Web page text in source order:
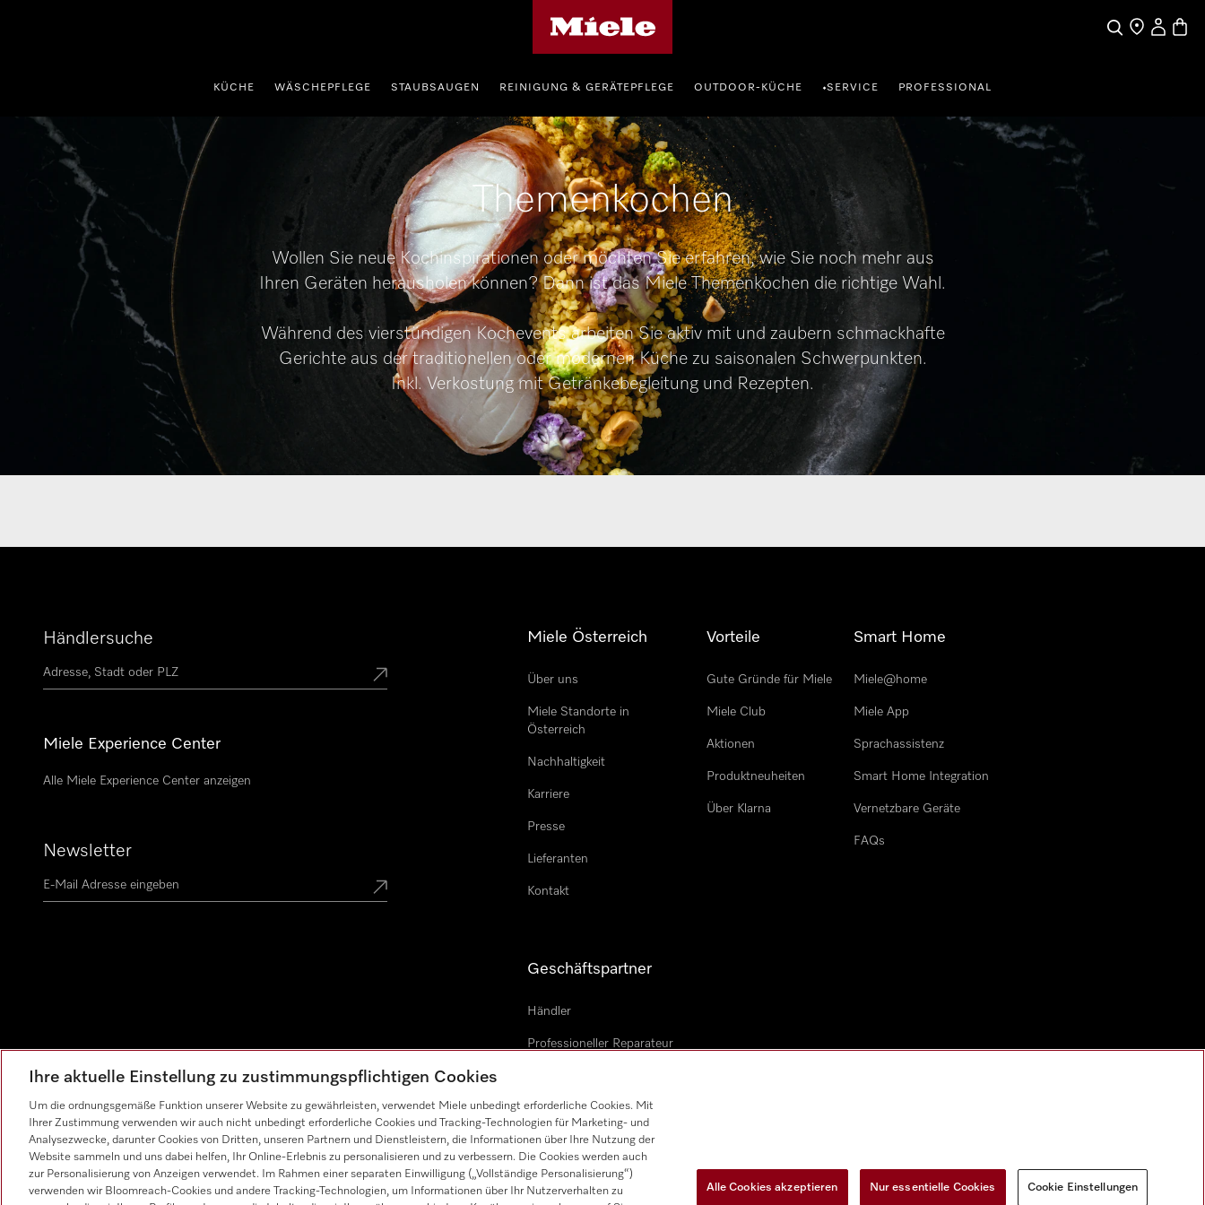
SucheHändlersuche
KÜCHE WÄSCHEPFLEGE STAUBSAUGEN REINIGUNG & GERÄTEPFLEGE OUTDOOR-KÜCHE •SERVICE PROFESSIONAL
Themenkochen
Wollen Sie neue Kochinspirationen oder möchten Sie erfahren, wie Sie noch mehr aus
Ihren Geräten herausholen können? Dann ist das Miele Themenkochen die richtige Wahl.
Während des vierstündigen Kochevents arbeiten Sie aktiv mit und zaubern schmackhafte
Gerichte aus der traditionellen oder modernen Küche zu saisonalen Schwerpunkten.
Inkl. Verkostung mit Getränkebegleitung und Rezepten.
Händlersuche
Miele Experience Center
Alle Miele Experience Center anzeigen
Newsletter
Miele Österreich
Über uns
Miele Standorte in
Österreich
Nachhaltigkeit
Karriere
Presse
Lieferanten
Kontakt
Vorteile
Gute Gründe für Miele
Miele Club
Aktionen
Produktneuheiten
Über Klarna
Smart Home
Miele@home
Miele App
Sprachassistenz
Smart Home Integration
Vernetzbare Geräte
FAQs
Geschäftspartner
Händler
Professioneller Reparateur
Miele Marine
Architekten & Bauträger
Ihre aktuelle Einstellung zu zustimmungspflichtigen Cookies
Um die ordnungsgemäße Funktion unserer Website zu gewährleisten, verwendet Miele unbedingt erforderliche Cookies. Mit
Ihrer Zustimmung verwenden wir auch nicht unbedingt erforderliche Cookies und Tracking-Technologien für Marketing- und
Analysezwecke, darunter Cookies von Dritten, unseren Partnern und Dienstleistern, die Informationen über Ihre Nutzung der
Website sammeln und uns dabei helfen, Ihr Online-Erlebnis zu personalisieren und zu verbessern. Die Cookies werden auch
zur Personalisierung von Anzeigen verwendet. Im Rahmen einer separaten Einwilligung („Vollständige Personalisierung“)
verwenden wir Bloomreach-Cookies und andere Tracking-Technologien, um Informationen über Ihr Nutzerverhalten zu
Alle Cookies akzeptieren Nur essentielle Cookies Cookie Einstellungen